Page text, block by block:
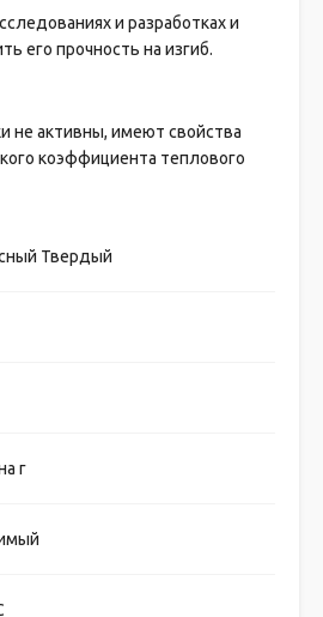
и разработках и
его прочность на изгиб.
не активны, имеют свойства
коэффициента теплового
Твердый
г